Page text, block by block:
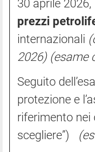
30 aprile
prezzi
internazionali
2026) (esame
Seguito
protezione e
riferimento
scegliere”)